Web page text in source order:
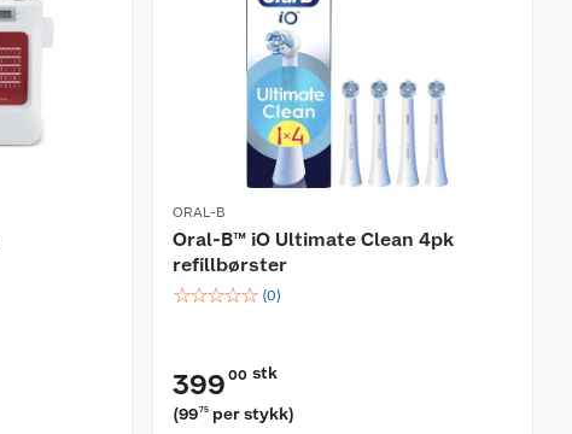
ORAL-B
Oral-B™ iO Ultimate Clean 4pk
refillbørster
☆☆☆☆☆ (0)
399 00 stk
(9975 per stykk)